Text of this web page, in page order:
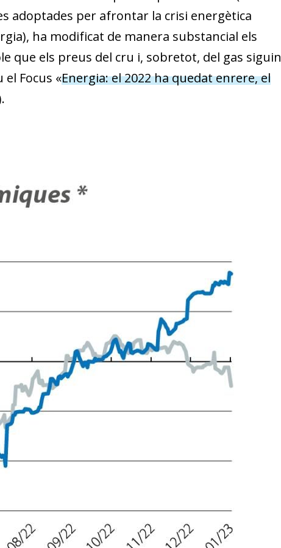
adoptades per afrontar la crisi energètica
ha modificat de manera substancial els
que els preus del cru i, sobretot, del gas siguin
Focus «Energia: el 2022 ha quedat enrere, el